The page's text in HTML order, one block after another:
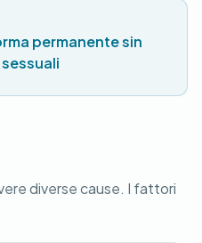
permanente sin
diverse cause. I fattori